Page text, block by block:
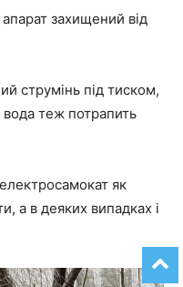
захищений від
струмінь під тиском,
вода теж потрапить
як
а в деяких випадках і